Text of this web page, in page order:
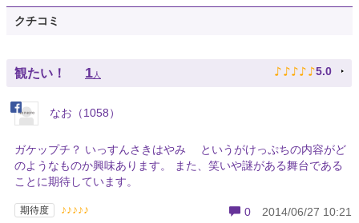
クチコミ
観たい！ 1人 ♪ ♪ ♪ ♪ ♪ 5.0
なお（1058）
ガケップチ？ いっすんさきはやみ というがけっぷちの内容がど
のようなものか興味あります。 また、笑いや謎がある舞台である
ことに期待しています。
期待度 ♪♪♪♪♪ 0 2014/06/27 10:21